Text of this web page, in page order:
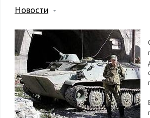
Новости